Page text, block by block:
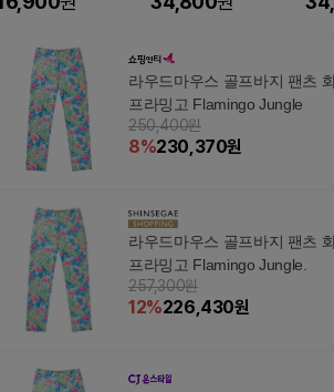
사이즈
라우드마우스 골프바지 팬츠
프라밍고 Flamingo Jungle
250,400원
8%230,370원
라우드마우스 골프바지 팬츠
프라밍고 Flamingo Jungle.
257,300원
12%226,430원